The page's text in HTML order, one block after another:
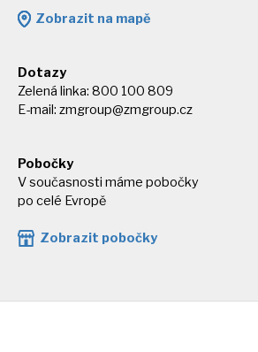
Zobrazit na mapě
Dotazy
Zelená linka: 800 100 809
E-mail: zmgroup@zmgroup.cz
Pobočky
V současnosti máme pobočky
po celé Evropě
Zobrazit pobočky